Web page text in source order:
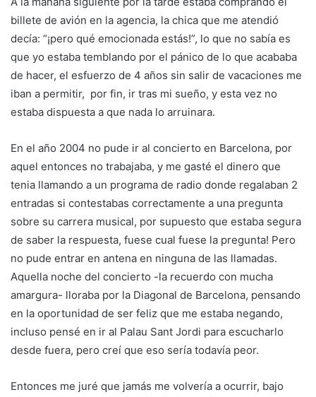
billete de avión en la agencia, la chica que me atendió
decía: “¡pero qué emocionada estás!”, lo que no sabía es
que yo estaba temblando por el pánico de lo que acababa
de hacer, el esfuerzo de 4 años sin salir de vacaciones me
iban a permitir, por fin, ir tras mi sueño, y esta vez no
estaba dispuesta a que nada lo arruinara.
En el año 2004 no pude ir al concierto en Barcelona, por
aquel entonces no trabajaba, y me gasté el dinero que
tenia llamando a un programa de radio donde regalaban 2
entradas si contestabas correctamente a una pregunta
sobre su carrera musical, por supuesto que estaba segura
de saber la respuesta, fuese cual fuese la pregunta! Pero
no pude entrar en antena en ninguna de las llamadas.
Aquella noche del concierto -la recuerdo con mucha
amargura- lloraba por la Diagonal de Barcelona, pensando
en la oportunidad de ser feliz que me estaba negando,
incluso pensé en ir al Palau Sant Jordi para escucharlo
desde fuera, pero creí que eso sería todavía peor.
Entonces me juré que jamás me volvería a ocurrir, bajo